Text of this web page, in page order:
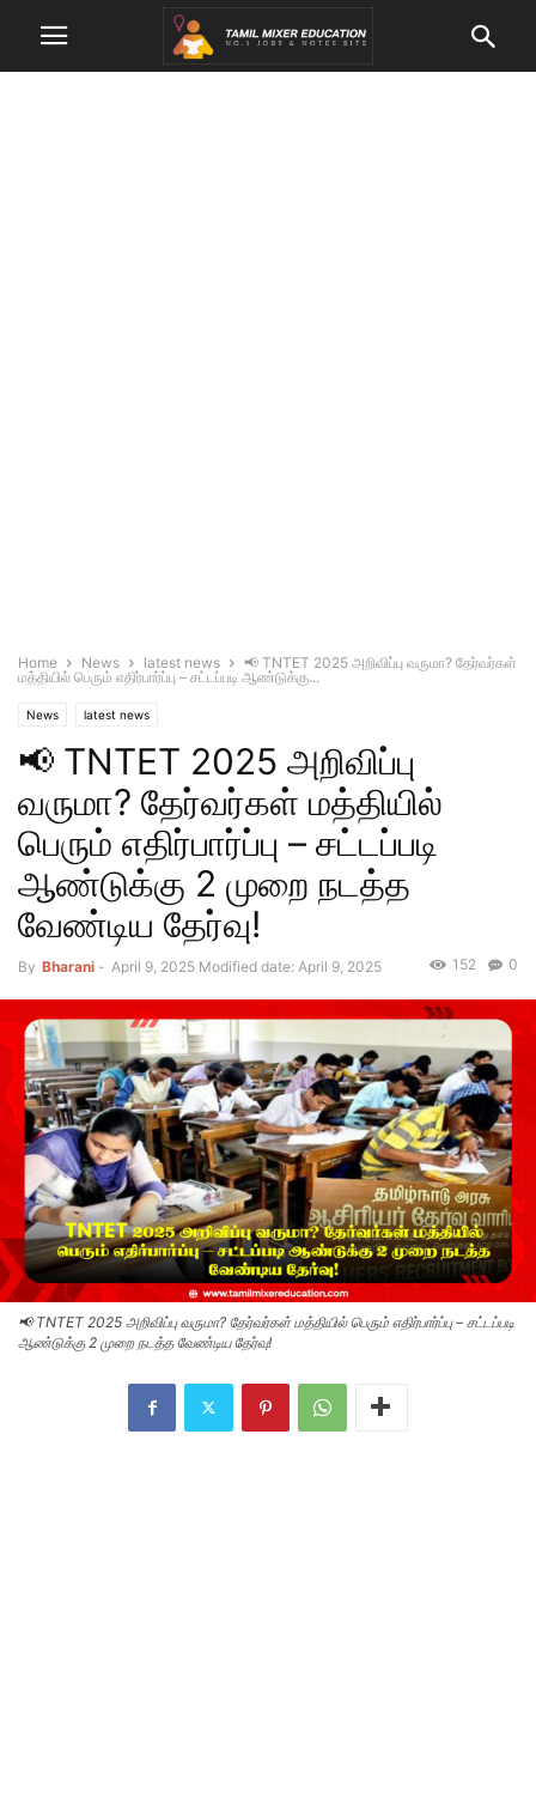
Home News latest news
📢 TNTET 2025 அறிவிப்பு வருமா? தேர்வர்கள்
மத்தியில் பெரும் எதிர்பார்ப்பு – சட்டப்படி ஆண்டுக்கு...
News latest news
📢 TNTET 2025 அறிவிப்பு
வருமா? தேர்வர்கள் மத்தியில்
பெரும் எதிர்பார்ப்பு – சட்டப்படி
ஆண்டுக்கு 2 முறை நடத்த
வேண்டிய தேர்வு!
By Bharani - April 9, 2025 Modified date: April 9, 2025 0
152
📢 TNTET 2025 அறிவிப்பு வருமா? தேர்வர்கள் மத்தியில் பெரும் எதிர்பார்ப்பு – சட்டப்படி
ஆண்டுக்கு 2 முறை நடத்த வேண்டிய தேர்வு!